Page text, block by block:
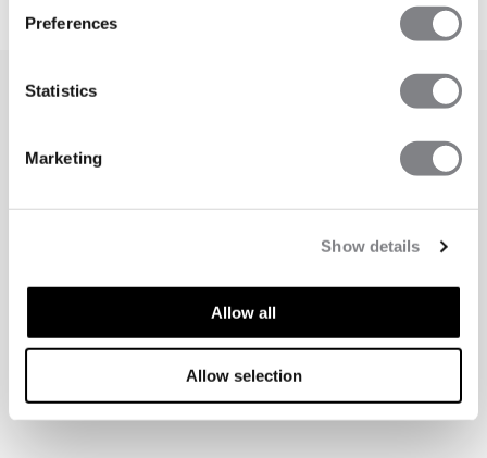
Preferences
Statistics
Marketing
Show details
Allow all
Allow selection